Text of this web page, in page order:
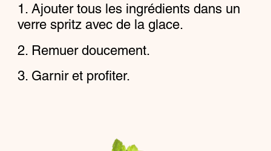
Ajouter tous les ingrédients dans un
verre spritz avec de la glace.
Remuer doucement.
Garnir et profiter.